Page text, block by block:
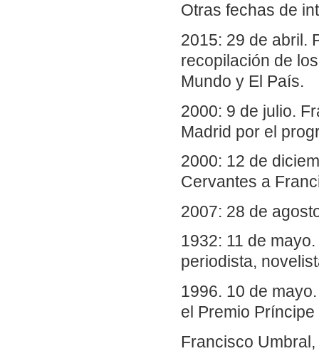
Otras fechas de
2015: 29 de abril.
recopilación de
Mundo y El País.
2000: 9 de julio.
Madrid por el
2000: 12 de
Cervantes a
2007: 28 de
1932: 11 de
periodista,
1996. 10 de
el Premio
Francisco